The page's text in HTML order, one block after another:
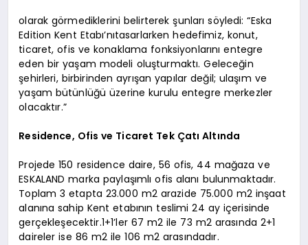
olarak görmediklerini belirterek şunları söyledi: “Eska
Edition Kent Etabı’nıtasarlarken hedefimiz, konut,
ticaret, ofis ve konaklama fonksiyonlarını entegre
eden bir yaşam modeli oluşturmaktı. Geleceğin
şehirleri, birbirinden ayrışan yapılar değil; ulaşım ve
yaşam bütünlüğü üzerine kurulu entegre merkezler
olacaktır.”
Residence, Ofis ve Ticaret Tek Çatı Altında
Projede 150 residence daire, 56 ofis, 44 mağaza ve
ESKALAND marka paylaşımlı ofis alanı bulunmaktadır.
Toplam 3 etapta 23.000 m2 arazide 75.000 m2 inşaat
alanına sahip Kent etabının teslimi 24 ay içerisinde
gerçekleşecektir.1+1’ler 67 m2 ile 73 m2 arasında 2+1
daireler ise 86 m2 ile 106 m2 arasındadır.